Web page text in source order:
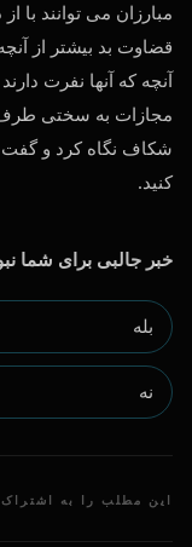
مبارزان می توانند با
قضاوت بد بیشتر از
آنچه که آنها نفرت
مجازات به سختی طرف
شکاف نگاه کرد و گفت
کنید.
خبر جالبی برای شما
بله
نه
این مطلب را به اشتراک